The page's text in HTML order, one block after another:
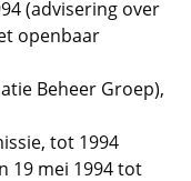
(advisering over
openbaar
Beheer Groep),
tot 1994
19 mei 1994 tot